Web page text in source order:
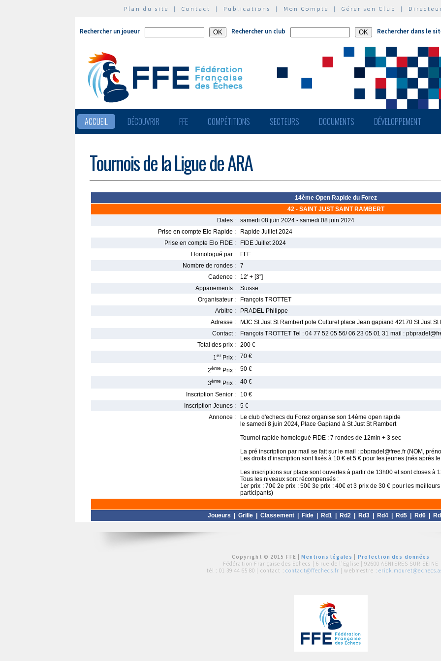
Plan du site | Contact | Publications | Mon Compte | Gérer son Club |
Rechercher un joueur Rechercher un club Rechercher dans le
ACCUEIL DÉCOUVRIR FFE COMPÉTITIONS SECTEURS DOCUMENTS DÉVELOPPEMENT
Tournois de la Ligue de ARA
14ème Open Rapide du Forez
42 - SAINT JUST SAINT RAMBERT
Dates :
samedi 08 juin 2024 - samedi 08 juin 2024
Prise en compte Elo Rapide :
Rapide Juillet 2024
Prise en compte Elo FIDE :
FIDE Juillet 2024
Homologué par :
FFE
Nombre de rondes :
7
Cadence :
12' + [3'']
Appariements :
Suisse
Organisateur :
François TROTTET
Arbitre :
PRADEL Philippe
Adresse :
MJC St Just St Rambert pole Culturel place Jean gapiand 42170 St Just St
Contact :
François TROTTET Tel : 04 77 52 05 56/ 06 23 05 01 31 mail :
Total des prix :
200 €
1er Prix : 70 €
2ème Prix : 50 €
3ème Prix :
40 €
Inscription Senior :
10 €
Inscription Jeunes :
5 €
Annonce :
Le club d'echecs du Forez organise son 14ème open rapide
le samedi 8 juin 2024, Place Gapiand à St Just St Rambert
Tournoi rapide homologué FIDE : 7 rondes de 12min + 3 sec
La pré inscription par mail se fait sur le mail : pbpradel@free.fr (NOM,
Les droits d’inscription sont fixés à 10 € et 5 € pour les jeunes (nés après
Les inscriptions sur place sont ouvertes à partir de 13h00 et sont closes à
Tous les niveaux sont récompensés :
1er prix : 70€ 2e prix : 50€ 3e prix : 40€ et 3 prix de 30 € pour les
participants)
Joueurs Grille Classement Fide Rd1 Rd2 Rd3 Rd4 Rd5 Rd6
Copyright © 2015 FFE |Mentions légales
Protection des données
Fédération Française des Echecs | 6 rue de l'Eglise | 92600 ASNIERES SUR SEINE
tél : 01 39 44 65 80 | contact : contact@ffechecs.fr | webmestre :